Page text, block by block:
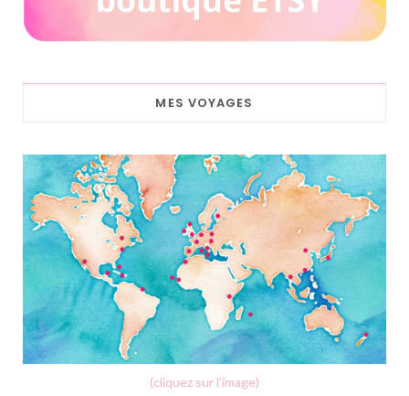
MES VOYAGES
(cliquez sur l'image)